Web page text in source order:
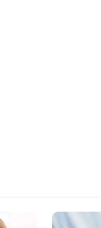
lap-Link zu https://